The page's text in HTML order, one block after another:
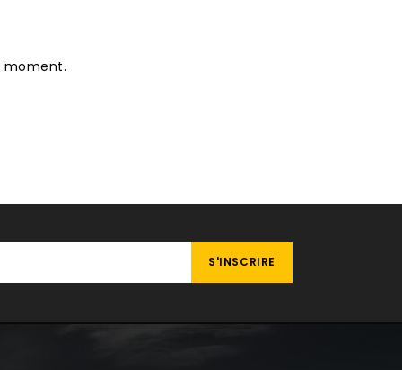
moment.